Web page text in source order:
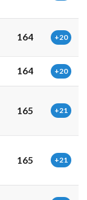
164 +20
164 +20
165 +21
165 +21